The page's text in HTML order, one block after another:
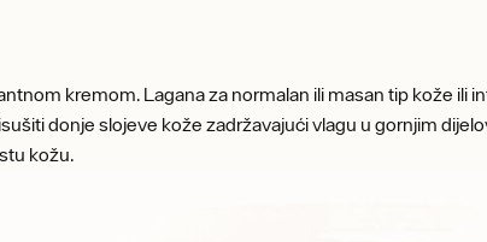
kremom. Lagana za normalan ili masan tip kože ili
donje slojeve kože zadržavajući vlagu u gornjim
kožu.